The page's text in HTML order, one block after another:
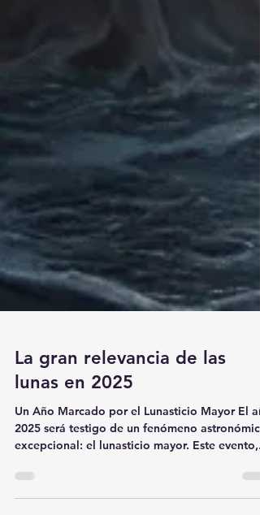
La gran relevancia de las
lunas en 2025
Un Año Marcado por el Lunasticio Mayor El
excepcional: el lunasticio mayor. Este evento,...